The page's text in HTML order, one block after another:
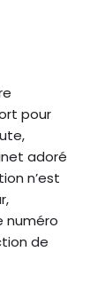
pour
adoré
n’est
numéro
de